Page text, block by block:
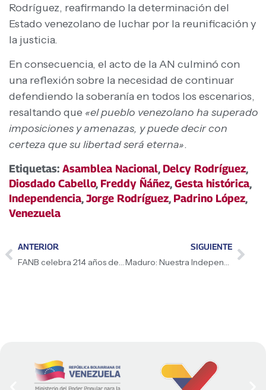
Rodríguez, reafirmando la determinación del
Estado venezolano de luchar por la reunificación y
la justicia.
En consecuencia, el acto de la AN culminó con
una reflexión sobre la necesidad de continuar
defendiendo la soberanía en todos los escenarios,
resaltando que «el pueblo venezolano ha superado
imposiciones y amenazas, y puede decir con
certeza que su libertad será eterna».
Etiquetas: Asamblea Nacional, Delcy Rodríguez,
Diosdado Cabello, Freddy Ñáñez,Gesta histórica,
Independencia,Jorge Rodríguez, Padrino López,
Venezuela
ANTERIOR
FANB celebra 214 años de Independencia
SIGUIENTE
Maduro: Nuestra Independencia es patrimonio del pueblo